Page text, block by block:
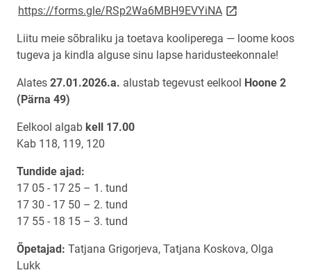
https://forms.gle/RSp2Wa6MBH9EVYiNA link opens on
Liitu meie sõbraliku ja toetava kooliperega — loome koos
tugeva ja kindla alguse sinu lapse haridusteekonnale!
Alates 27.01.2026.a. alustab tegevust eelkool Hoone 2
(Pärna 49)
Eelkool algab kell 17.00
Kab 118, 119, 120
Tundide ajad:
17 05 - 17 25 – 1. tund
17 30 - 17 50 – 2. tund
17 55 - 18 15 – 3. tund
Õpetajad: Tatjana Grigorjeva, Tatjana Koskova, Olga
Lukk